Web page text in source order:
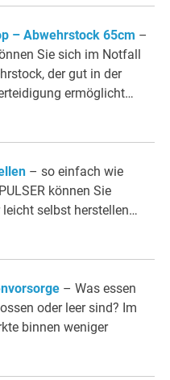
– Abwehrstock 65cm –
Sie sich im Notfall
der gut in der
ermöglicht…
– so einfach wie
können Sie
selbst herstellen…
– Was essen
oder leer sind? Im
binnen weniger